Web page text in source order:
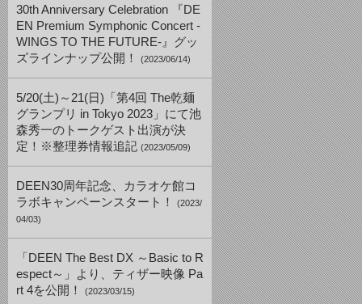
30th Anniversary Celebration 『DE
EN Premium Symphonic Concert -
WINGS TO THE FUTURE-』グッ
ズラインナップ公開！
(2023/06/14)
5/20(土)～21(日)「第4回 The乾麺
グランプリ in Tokyo 2023」にて池
森秀一のトークゲスト出演が決
定！※整理券情報追記 (2023/05/09)
DEEN30周年記念、カラオケ館コ
ラボキャンペーンスタート！
(2023/
04/03)
「DEEN The Best DX ～Basic to R
espect～」より、ティザー映像 Pa
rt 4を公開！
(2023/03/15)